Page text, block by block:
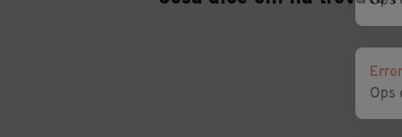
Error
Ops